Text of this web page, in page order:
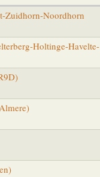
Zuidhorn-Noordhorn
Holtinge-Havelte-